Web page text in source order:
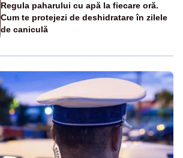
Regula paharului cu apă la fiecare oră.
Cum te protejezi de deshidratare în zilele
de caniculă